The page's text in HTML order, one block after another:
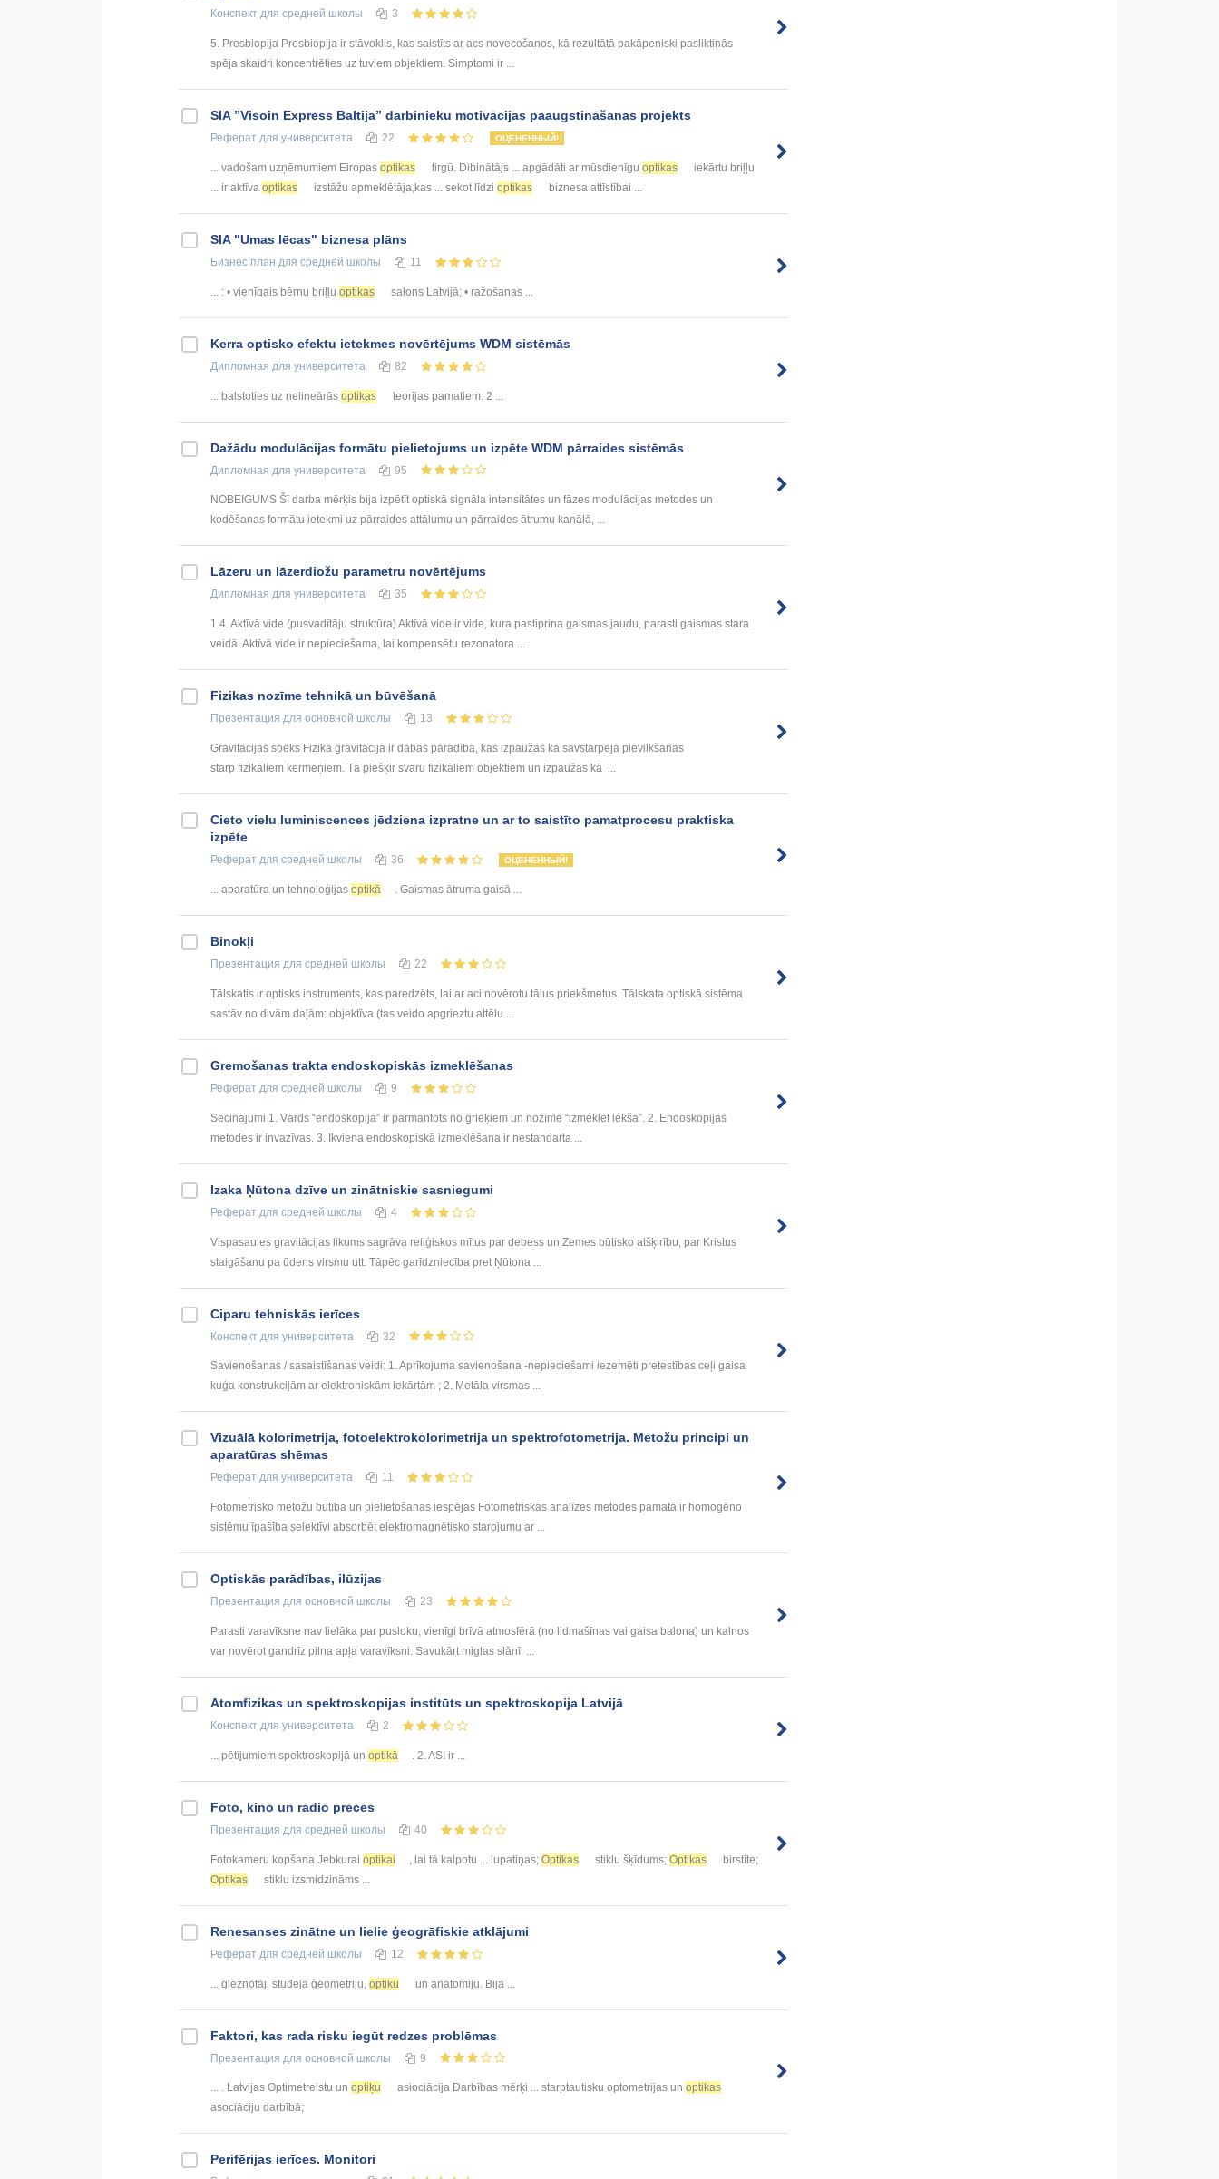
Конспект для средней школы 3
5. Presbiopija Presbiopija ir stāvoklis, kas saistīts ar acs novecošanos, kā rezultātā pakāpeniski pasliktinās
spēja skaidri koncentrēties uz tuviem objektiem. Simptomi ir ...
SIA ”Visoin Express Baltija” darbinieku motivācijas paaugstināšanas projekts
Реферат для университета 22 ОЦЕНЕННЫЙ!
... vadošam uzņēmumiem Eiropas optikas tirgū. Dibinātājs ... apgādāti ar mūsdienīgu optikas
iekārtu briļļu
... ir aktīva optikas izstāžu apmeklētāja,kas ... sekot līdzi optikas biznesa attīstībai ...
SIA "Umas lēcas" biznesa plāns
Бизнес план для средней школы 11
... : • vienīgais bērnu briļļu optikas salons Latvijā; • ražošanas ...
Kerra optisko efektu ietekmes novērtējums WDM sistēmās
Дипломная для университета 82
... balstoties uz nelineārās optikas teorijas pamatiem. 2 ...
Dažādu modulācijas formātu pielietojums un izpēte WDM pārraides sistēmās
Дипломная для университета 95
NOBEIGUMS Šī darba mērķis bija izpētīt optiskā signāla intensitātes un fāzes modulācijas metodes un
kodēšanas formātu ietekmi uz pārraides attālumu un pārraides ātrumu kanālā, ...
Lāzeru un lāzerdiožu parametru novērtējums
Дипломная для университета 35
1.4. Aktīvā vide (pusvadītāju struktūra) Aktīvā vide ir vide, kura pastiprina gaismas jaudu, parasti gaismas stara
veidā. Aktīvā vide ir nepieciešama, lai kompensētu rezonatora ...
Fizikas nozīme tehnikā un būvēšanā
Презентация для основной школы 13
Gravitācijas spēks Fizikā gravitācija ir dabas parādība, kas izpaužas kā savstarpēja pievilkšanās
starp fizikāliem kermeņiem. Tā piešķir svaru fizikāliem objektiem un izpaužas kā ...
Cieto vielu luminiscences jēdziena izpratne un ar to saistīto pamatprocesu praktiska
izpēte
Реферат для средней школы 36 ОЦЕНЕННЫЙ!
... aparatūra un tehnoloģijas optikā . Gaismas ātruma gaisā ...
Binokļi
Презентация для средней школы 22
Tālskatis ir optisks instruments, kas paredzēts, lai ar aci novērotu tālus priekšmetus. Tālskata optiskā sistēma
sastāv no divām daļām: objektīva (tas veido apgrieztu attēlu ...
Gremošanas trakta endoskopiskās izmeklēšanas
Реферат для средней школы 9
Secinājumi 1. Vārds “endoskopija” ir pārmantots no grieķiem un nozīmē “izmeklēt iekšā”. 2. Endoskopijas
metodes ir invazīvas. 3. Ikviena endoskopiskā izmeklēšana ir nestandarta ...
Izaka Ņūtona dzīve un zinātniskie sasniegumi
Реферат для средней школы 4
Vispasaules gravitācijas likums sagrāva reliģiskos mītus par debess un Zemes būtisko atšķirību, par Kristus
staigāšanu pa ūdens virsmu utt. Tāpēc garīdzniecība pret Ņūtona ...
Ciparu tehniskās ierīces
Конспект для университета 32
Savienošanas / sasaistīšanas veidi: 1. Aprīkojuma savienošana -nepieciešami iezemēti pretestības ceļi gaisa
kuģa konstrukcijām ar elektroniskām iekārtām ; 2. Metāla virsmas ...
Vizuālā kolorimetrija, fotoelektrokolorimetrija un spektrofotometrija. Metožu principi un
aparatūras shēmas
Реферат для университета 11
Fotometrisko metožu būtība un pielietošanas iespējas Fotometriskās analīzes metodes pamatā ir homogēno
sistēmu īpašība selektīvi absorbēt elektromagnētisko starojumu ar ...
Optiskās parādības, ilūzijas
Презентация для основной школы 23
Parasti varavīksne nav lielāka par pusloku, vienīgi brīvā atmosfērā (no lidmašīnas vai gaisa balona) un kalnos
var novērot gandrīz pilna apļa varavīksni. Savukārt miglas slānī ...
Atomfizikas un spektroskopijas institūts un spektroskopija Latvijā
Конспект для университета 2
... pētījumiem spektroskopijā un optikā . 2. ASI ir ...
Foto, kino un radio preces
Презентация для средней школы 40
Fotokameru kopšana Jebkurai optikai , lai tā kalpotu ... lupatiņas; Optikas stiklu šķīdums; Optikas
birstīte;
Optikas
stiklu izsmidzināms ...
Renesanses zinātne un lielie ģeogrāfiskie atklājumi
Реферат для средней школы 12
... gleznotāji studēja ģeometriju, optiku un anatomiju. Bija ...
Faktori, kas rada risku iegūt redzes problēmas
Презентация для основной школы 9
... . Latvijas Optimetreistu un optiķu asiociācija Darbības mērķi ... starptautisku optometrijas un optikas
asociāciju darbībā;
Perifērijas ierīces. Monitori